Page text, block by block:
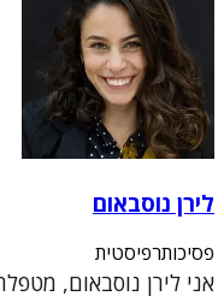
לירן נוסבאום
פסיכותרפיסטית
אני לירן נוסבאום,